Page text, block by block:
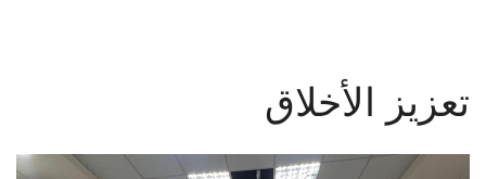
الأنظمة الذكية
تعزيز الأخلاق